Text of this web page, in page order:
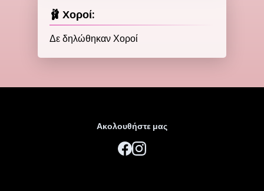
🩰 Χοροί:
Δε δηλώθηκαν Χοροί
Ακολουθήστε μας